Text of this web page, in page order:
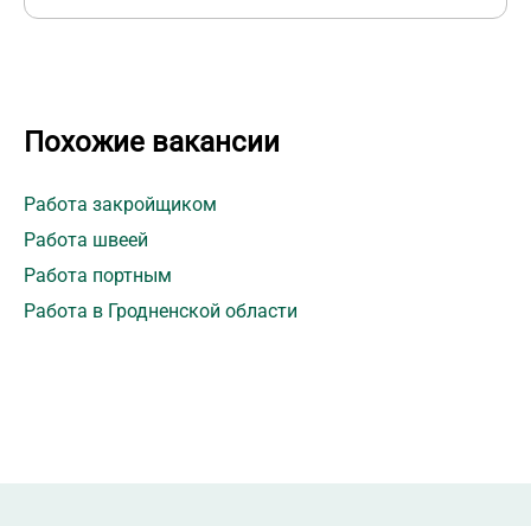
Похожие вакансии
Работа закройщиком
Работа швеей
Работа портным
Работа в Гродненской области